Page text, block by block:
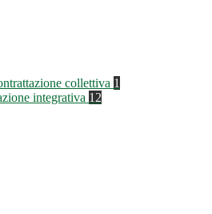
collettiva 1
integrativa 12